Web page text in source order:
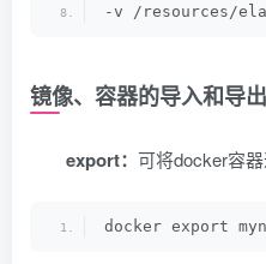
-v /resources/
镜像、容器的导入和导出
export： 可将docker容
docker export